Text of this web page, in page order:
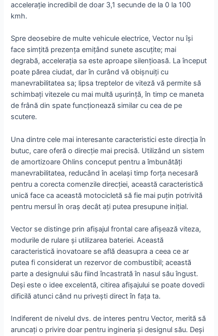
accelerație incredibil de doar 3,1 secunde de la 0 la 100
kmh.
Spre deosebire de multe vehicule electrice, Vector nu își
face simțită prezența emițând sunete ascuțite; mai
degrabă, accelerația sa este aproape silențioasă. La început
poate părea ciudat, dar în curând vă obișnuiți cu
manevrabilitatea sa; lipsa treptelor de viteză vă permite să
schimbați vitezele cu mai multă ușurință, în timp ce maneta
de frână din spate funcționează similar cu cea de pe
scutere.
Una dintre cele mai interesante caracteristici este direcția în
butuc, care oferă o direcție mai precisă. Utilizând un sistem
de amortizoare Ohlins conceput pentru a îmbunătăți
manevrabilitatea, reducând în același timp forța necesară
pentru a corecta comenzile direcției, această caracteristică
unică face ca această motocicletă să fie mai puțin potrivită
pentru mersul în oraș decât ați putea presupune inițial.
Vector se distinge prin afișajul frontal care afișează viteza,
modurile de rulare și utilizarea bateriei. Această
caracteristică inovatoare se află deasupra a ceea ce ar
putea fi considerat un rezervor de combustibil; această
parte a designului său fiind încastrată în nasul său îngust.
Deși este o idee excelentă, citirea afișajului se poate dovedi
dificilă atunci când nu privești direct în fața ta.
Indiferent de nivelul dvs. de interes pentru Vector, merită să
aruncați o privire doar pentru ingineria și designul său. Deși